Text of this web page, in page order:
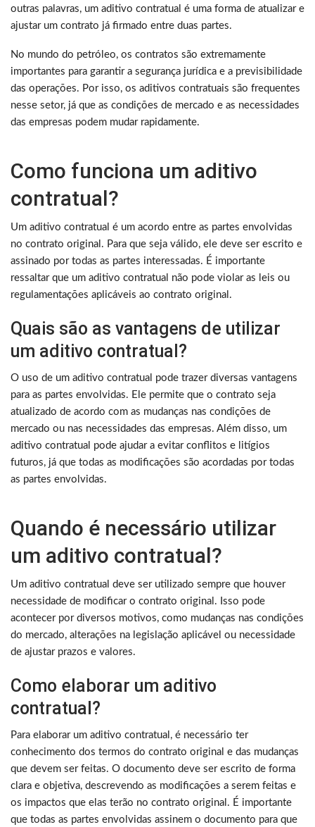
outras palavras, um aditivo contratual é uma forma de atualizar e
ajustar um contrato já firmado entre duas partes.
No mundo do petróleo, os contratos são extremamente
importantes para garantir a segurança jurídica e a previsibilidade
das operações. Por isso, os aditivos contratuais são frequentes
nesse setor, já que as condições de mercado e as necessidades
das empresas podem mudar rapidamente.
Como funciona um aditivo
contratual?
Um aditivo contratual é um acordo entre as partes envolvidas
no contrato original. Para que seja válido, ele deve ser escrito e
assinado por todas as partes interessadas. É importante
ressaltar que um aditivo contratual não pode violar as leis ou
regulamentações aplicáveis ao contrato original.
Quais são as vantagens de utilizar
um aditivo contratual?
O uso de um aditivo contratual pode trazer diversas vantagens
para as partes envolvidas. Ele permite que o contrato seja
atualizado de acordo com as mudanças nas condições de
mercado ou nas necessidades das empresas. Além disso, um
aditivo contratual pode ajudar a evitar conflitos e litígios
futuros, já que todas as modificações são acordadas por todas
as partes envolvidas.
Quando é necessário utilizar
um aditivo contratual?
Um aditivo contratual deve ser utilizado sempre que houver
necessidade de modificar o contrato original. Isso pode
acontecer por diversos motivos, como mudanças nas condições
do mercado, alterações na legislação aplicável ou necessidade
de ajustar prazos e valores.
Como elaborar um aditivo
contratual?
Para elaborar um aditivo contratual, é necessário ter
conhecimento dos termos do contrato original e das mudanças
que devem ser feitas. O documento deve ser escrito de forma
clara e objetiva, descrevendo as modificações a serem feitas e
os impactos que elas terão no contrato original. É importante
que todas as partes envolvidas assinem o documento para que